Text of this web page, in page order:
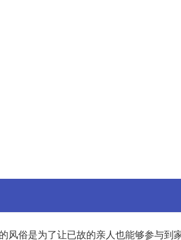
风俗是为了让已故的亲人也能够参与到